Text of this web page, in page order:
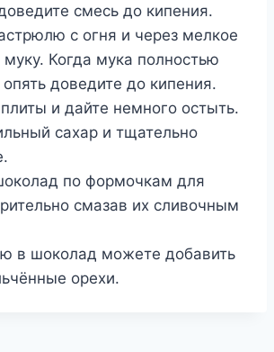
смесь до кипения.
с огня и через мелкое
муку. Когда мука полностью
опять доведите до кипения.
и дайте немного остыть.
сахар и тщательно
по формочкам для
смазав их сливочным
в шоколад можете добавить
орехи.